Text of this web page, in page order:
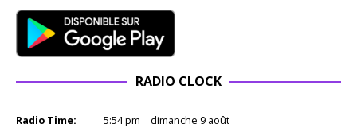
RADIO CLOCK
Radio Time: 5:54pm dimanche 9 août